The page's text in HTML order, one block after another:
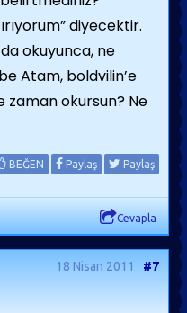
diyecektir.
okuyunca, ne
Atam, boldvilin’e
zaman okursun? Ne
BEĞEN Paylaş Paylaş
Cevapla
18 Nisan 2011 #7